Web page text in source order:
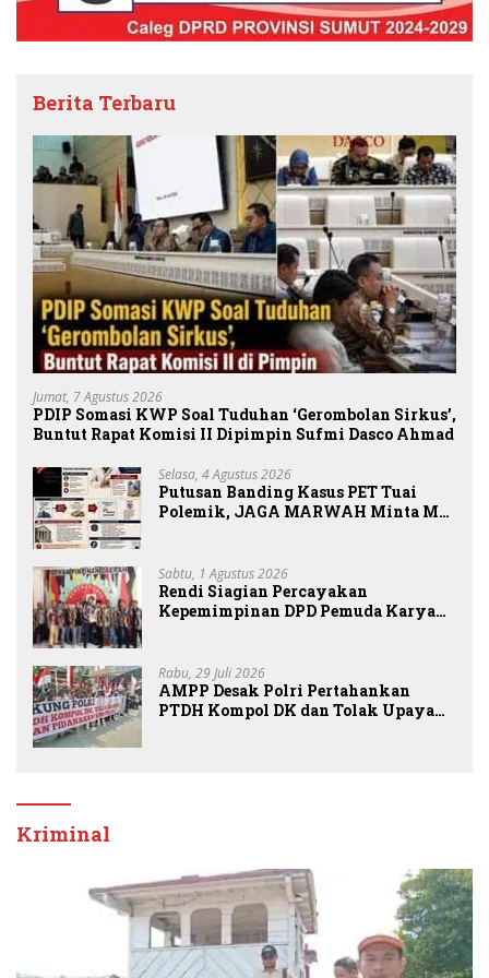
Berita Terbaru
Jumat, 7 Agustus 2026
PDIP Somasi KWP Soal Tuduhan ‘Gerombolan Sirkus’,
Buntut Rapat Komisi II Dipimpin Sufmi Dasco Ahmad
Selasa, 4 Agustus 2026
Putusan Banding Kasus PET Tuai
Polemik, JAGA MARWAH Minta MA
Sabtu, 1 Agustus 2026
Rendi Siagian Percayakan
Kepemimpinan DPD Pemuda Karya
Rabu, 29 Juli 2026
AMPP Desak Polri Pertahankan
PTDH Kompol DK dan Tolak Upaya
Kriminal